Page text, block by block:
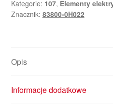
Kategorie: 107, Elementy
Znacznik: 83800-0H022
Opis
Informacje dodatkowe